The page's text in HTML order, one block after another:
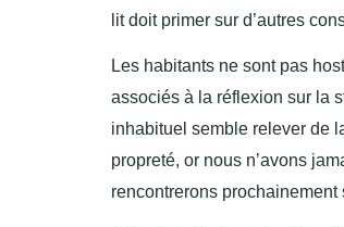
lit doit primer sur d’autres
Les habitants ne sont pas
associés à la réflexion sur la
inhabituel semble relever de
propreté, or nous n’avons
rencontrerons prochainement